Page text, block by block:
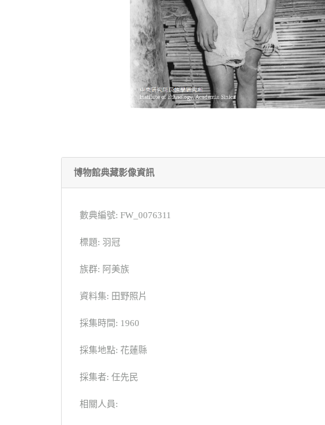
博物館典藏影像資訊
數典編號: FW_0076311
標題: 羽冠
族群: 阿美族
資料集: 田野照片
採集時間: 1960
採集地點: 花蓮縣
採集者: 任先民
相關人員: